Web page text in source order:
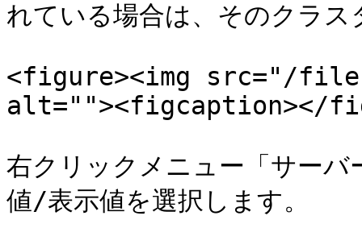
れている場合は、そのクラ
<figure><img src="/
alt=""><figcaption></
右クリックメニュー「サーバ
値/表示値を選択します。